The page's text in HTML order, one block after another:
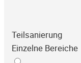
Teilsanierung
Einzelne Bereiche